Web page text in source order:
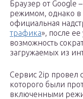
Браузер от
режимом, однако в
официальная
трафика», после ее
возможность
загружаемых из
Сервис 2ip провел
которого были
включенными